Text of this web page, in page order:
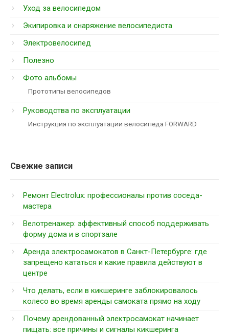
Уход за велосипедом
Экипировка и снаряжение велосипедиста
Электровелосипед
Полезно
Фото альбомы
Прототипы велосипедов
Руководства по эксплуатации
Инструкция по эксплуатации велосипеда FORWARD
Свежие записи
Ремонт Electrolux: профессионалы против соседа-
мастера
Велотренажер: эффективный способ поддерживать
форму дома и в спортзале
Аренда электросамокатов в Санкт-Петербурге: где
запрещено кататься и какие правила действуют в
центре
Что делать, если в кикшеринге заблокировалось
колесо во время аренды самоката прямо на ходу
Почему арендованный электросамокат начинает
пищать: все причины и сигналы кикшеринга